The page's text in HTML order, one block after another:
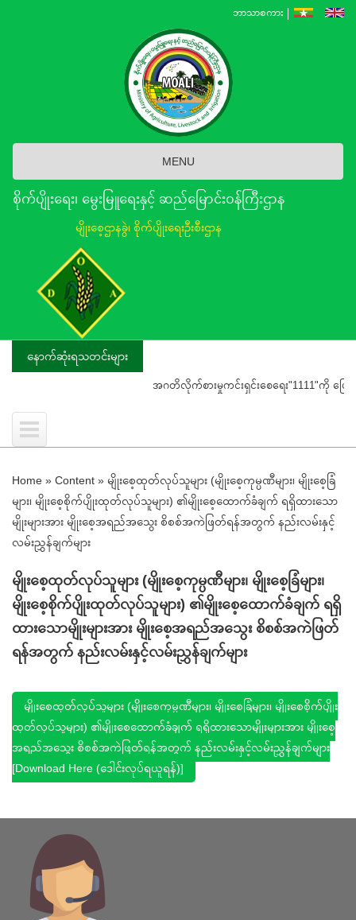
ဘာသာစကား
MENU
စိုက်ပျိုးရေး၊ မွေးမြူရေးနှင့် ဆည်မြောင်း၀န်ကြီးဌာန
မျိုးစေ့ဌာနခွဲ၊ စိုက်ပျိုးရေးဦးစီးဌာန
နောက်ဆုံးရသတင်းများ
အဂတိလိုက်စားမှုကင်းရှင်းစေရေး"1111"ကို ဖြေကြ
Home » Content » မျိုးစေ့ထုတ်လုပ်သူများ (မျိုးစေ့ကုမ္ပဏီများ၊ မျိုးစေ့ခြံ
များ၊ မျိုးစေ့စိုက်ပျိုးထုတ်လုပ်သူများ) ၏မျိုးစေ့ထောက်ခံချက် ရရှိထားသော
မျိုးများအား မျိုးစေ့အရည်အသွေး စိစစ်အကဲဖြတ်ရန်အတွက် နည်းလမ်းနှင့်
လမ်းညွှန်ချက်များ
မျိုးစေ့ထုတ်လုပ်သူများ (မျိုးစေ့ကုမ္ပဏီများ၊ မျိုးစေ့ခြံများ၊
မျိုးစေ့စိုက်ပျိုးထုတ်လုပ်သူများ) ၏မျိုးစေ့ထောက်ခံချက် ရရှိ
ထားသောမျိုးများအား မျိုးစေ့အရည်အသွေး စိစစ်အကဲဖြတ်
ရန်အတွက် နည်းလမ်းနှင့်လမ်းညွှန်ချက်များ
မျိုးစေ့ထုတ်လုပ်သူများ (မျိုးစေ့ကုမ္ပဏီများ၊ မျိုးစေ့ခြံများ၊ မျိုးစေ့စိုက်ပျိုး
ထုတ်လုပ်သူများ) ၏မျိုးစေ့ထောက်ခံချက် ရရှိထားသောမျိုးများအား မျိုးစေ့
အရည်အသွေး စိစစ်အကဲဖြတ်ရန်အတွက် နည်းလမ်းနှင့်လမ်းညွှန်ချက်များ
[Download Here (ဒေါင်းလုပ်ရယူရန်)]